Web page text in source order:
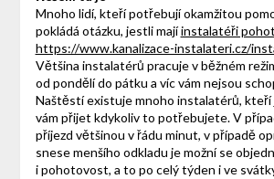
Mnoho lidí, kteří potřebují okamžitou
pokládá otázku, jestli majíinstalatéři
https://www.kanalizace-instalateri.cz/
Většina instalatérů pracuje v běžném
od pondělí do pátku a víc vám nejsou
Naštěstí existuje mnoho instalatérů, kteří
vám přijet kdykoliv to potřebujete. V
příjezd většinou v řádu minut, v případě
snese menšího odkladu je možní se
i pohotovost, a to po celý týden i ve